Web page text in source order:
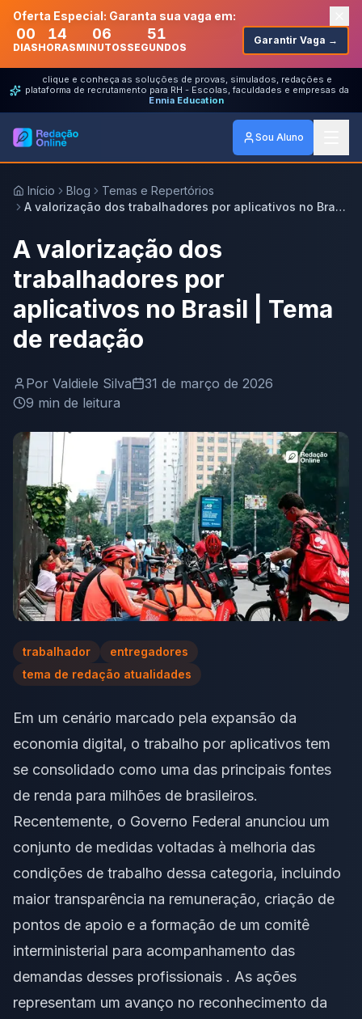
Oferta Especial: Garanta sua vaga em:
00
DIAS
14
HORAS
06
MINUTOS
51
SEGUNDOS
Garantir Vaga →
clique e conheça as soluções de provas, simulados, redações e
plataforma de recrutamento para RH - Escolas, faculdades e empresas da
Ennia Education
Sou Aluno
Início Blog
Temas e Repertórios
A valorização dos trabalhadores por aplicativos no Brasil
A valorização dos
trabalhadores por
aplicativos no Brasil | Tema
de redação
Por Valdiele Silva
31 de março de 2026
9 min de leitura
trabalhador
entregadores
tema de redação atualidades
Em um cenário marcado pela expansão da
economia digital, o trabalho por aplicativos tem
se consolidado como uma das principais fontes
de renda para milhões de brasileiros.
Recentemente, o Governo Federal anunciou um
conjunto de medidas voltadas à melhoria das
condições de trabalho dessa categoria, incluindo
maior transparência na remuneração, criação de
pontos de apoio e a formação de um comitê
interministerial para acompanhamento das
demandas desses profissionais . As ações
representam um avanço no reconhecimento da